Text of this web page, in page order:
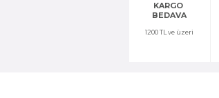
KARGO
BEDAVA
1200 TL ve üzeri